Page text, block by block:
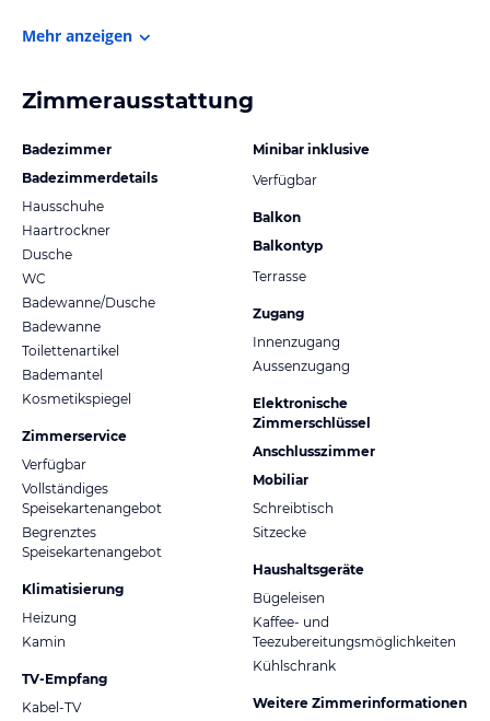
Mehr anzeigen
Zimmerausstattung
Badezimmer
Badezimmerdetails
Hausschuhe
Haartrockner
Dusche
WC
Badewanne/Dusche
Badewanne
Toilettenartikel
Bademantel
Kosmetikspiegel
Zimmerservice
Verfügbar
Vollständiges
Speisekartenangebot
Begrenztes
Speisekartenangebot
Klimatisierung
Heizung
Kamin
TV-Empfang
Kabel-TV
Minibar inklusive
Verfügbar
Balkon
Balkontyp
Terrasse
Zugang
Innenzugang
Aussenzugang
Elektronische
Zimmerschlüssel
Anschlusszimmer
Mobiliar
Schreibtisch
Sitzecke
Haushaltsgeräte
Bügeleisen
Kaffee- und
Teezubereitungsmöglichkeiten
Kühlschrank
Weitere Zimmerinformationen